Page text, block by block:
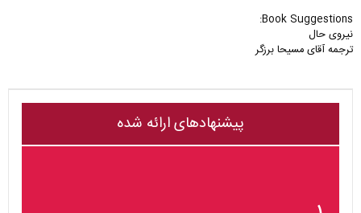
Book Suggestions:
ترجمه آقای مسیحا برزگر
پیشنهادهای ارائه شده